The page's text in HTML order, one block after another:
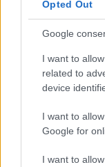
Opted Out
Google
I want to
related to
device
I want to
Google for
I want to